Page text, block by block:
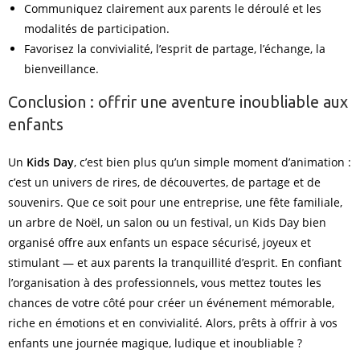
Communiquez clairement aux parents le déroulé et les
modalités de participation.
Favorisez la convivialité, l’esprit de partage, l’échange, la
bienveillance.
Conclusion : offrir une aventure inoubliable aux
enfants
Un Kids Day, c’est bien plus qu’un simple moment d’animation :
c’est un univers de rires, de découvertes, de partage et de
souvenirs. Que ce soit pour une entreprise, une fête familiale,
un arbre de Noël, un salon ou un festival, un Kids Day bien
organisé offre aux enfants un espace sécurisé, joyeux et
stimulant — et aux parents la tranquillité d’esprit. En confiant
l’organisation à des professionnels, vous mettez toutes les
chances de votre côté pour créer un événement mémorable,
riche en émotions et en convivialité. Alors, prêts à offrir à vos
enfants une journée magique, ludique et inoubliable ?